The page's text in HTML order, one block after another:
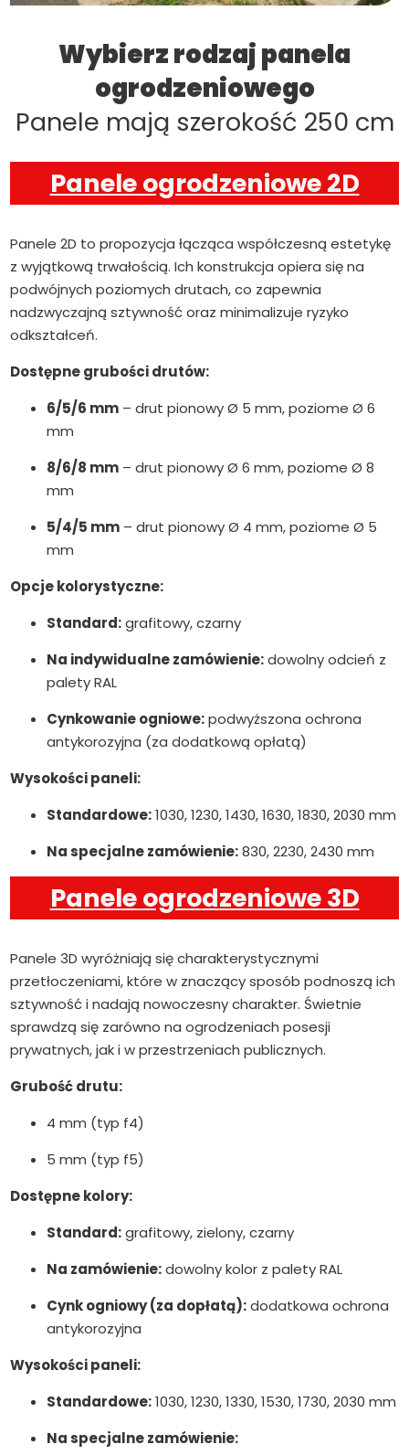
Wybierz rodzaj panela
ogrodzeniowego
Panele mają szerokość 250 cm
Panele ogrodzeniowe 2D
Panele 2D to propozycja łącząca współczesną estetykę
z wyjątkową trwałością. Ich konstrukcja opiera się na
podwójnych poziomych drutach, co zapewnia
nadzwyczajną sztywność oraz minimalizuje ryzyko
odkształceń.
Dostępne grubości drutów:
6/5/6 mm – drut pionowy Ø 5 mm, poziome Ø 6
mm
8/6/8 mm – drut pionowy Ø 6 mm, poziome Ø 8
mm
5/4/5 mm – drut pionowy Ø 4 mm, poziome Ø 5
mm
Opcje kolorystyczne:
Standard:grafitowy, czarny
Na indywidualne zamówienie:dowolny odcień z
palety RAL
Cynkowanie ogniowe:podwyższona ochrona
antykorozyjna (za dodatkową opłatą)
Wysokości paneli:
Standardowe:1030, 1230, 1430, 1630, 1830, 2030 mm
Na specjalne zamówienie:830, 2230, 2430 mm
Panele ogrodzeniowe 3D
Panele 3D wyróżniają się charakterystycznymi
przetłoczeniami, które w znaczący sposób podnoszą ich
sztywność i nadają nowoczesny charakter. Świetnie
sprawdzą się zarówno na ogrodzeniach posesji
prywatnych, jak i w przestrzeniach publicznych.
Grubość drutu:
4 mm (typ f4)
5 mm (typ f5)
Dostępne kolory:
Standard:grafitowy, zielony, czarny
Na zamówienie:dowolny kolor z palety RAL
Cynk ogniowy (za dopłatą):dodatkowa ochrona
antykorozyjna
Wysokości paneli:
Standardowe:1030, 1230, 1330, 1530, 1730, 2030 mm
Na specjalne zamówienie: